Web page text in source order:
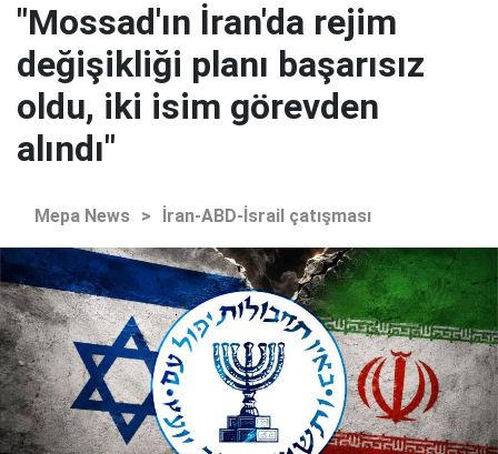
"Mossad'ın İran'da rejim
değişikliği planı başarısız
oldu, iki isim görevden
alındı"
Mepa News > İran-ABD-İsrail çatışması